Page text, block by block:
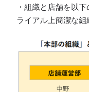
・組織と店舗を以
ライアル上簡潔な組